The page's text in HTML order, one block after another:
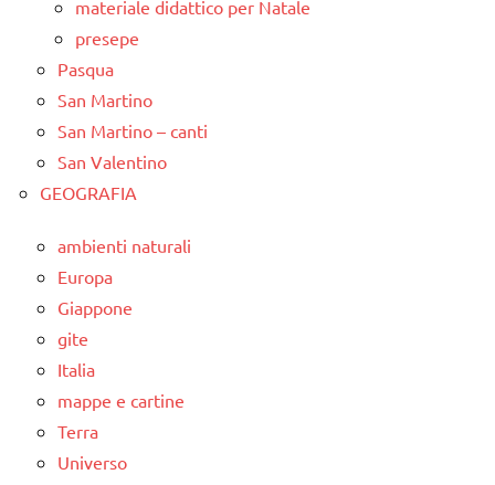
materiale didattico per Natale
presepe
Pasqua
San Martino
San Martino – canti
San Valentino
GEOGRAFIA
ambienti naturali
Europa
Giappone
gite
Italia
mappe e cartine
Terra
Universo